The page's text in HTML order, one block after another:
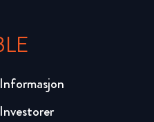
Investorer
Informasjon